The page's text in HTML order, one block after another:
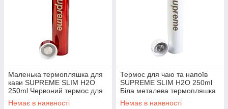
Маленька термопляшка для
кави SUPREME SLIM H2O
250ml Червоний термос для
чаю та напоїв
Немає в наявності
Термос для чаю та напоїв
SUPREME SLIM H2O 250ml
Біла металева термопляшка
для кави
Немає в наявності